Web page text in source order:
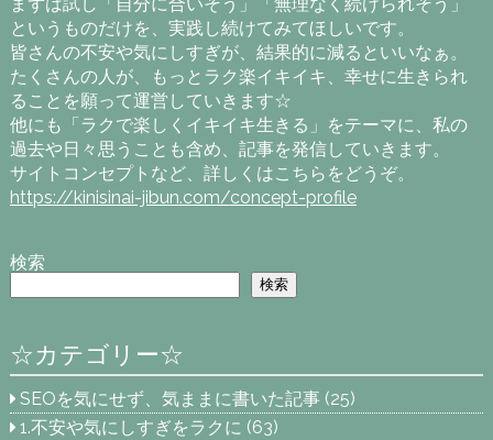
まずは試し「自分に合いそう」「無理なく続けられそう」
というものだけを、実践し続けてみてほしいです。
皆さんの不安や気にしすぎが、結果的に減るといいなぁ。
たくさんの人が、もっとラク楽イキイキ、幸せに生きられ
ることを願って運営していきます☆
他にも「ラクで楽しくイキイキ生きる」をテーマに、私の
過去や日々思うことも含め、記事を発信していきます。
サイトコンセプトなど、詳しくはこちらをどうぞ。
https://kinisinai-jibun.com/concept-profile
検索
検索
☆カテゴリー☆
SEOを気にせず、気ままに書いた記事 (25)
1.不安や気にしすぎをラクに (63)